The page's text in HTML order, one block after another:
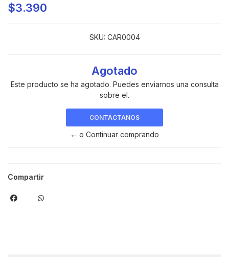
$3.390
SKU: CAR0004
Agotado
Este producto se ha agotado. Puedes enviarnos una consulta
sobre el.
CONTÁCTANOS
← o Continuar comprando
Compartir